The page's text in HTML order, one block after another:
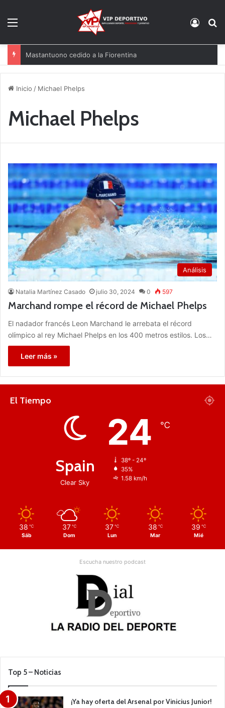
Mastantuono cedido a la Fiorentina
Inicio / Michael Phelps
Michael Phelps
Análisis
Natalia Martínez Casado julio 30, 2024 0 597
Marchand rompe el récord de Michael Phelps
El nadador francés Leon Marchand le arrebata el récord
olímpico al rey Michael Phelps en los 400 metros estilos. Los…
Leer más »
El Tiempo
Spain
Clear Sky
24 ℃
38º - 24º
35%
1.58 km/h
38 ℃
Sáb
37 ℃
Dom
37 ℃
Lun
38 ℃
Mar
39 ℃
Mié
Escucha nuestro podcast
Top 5 – Noticias
¡Ya hay oferta del Arsenal por Vinicius Junior!